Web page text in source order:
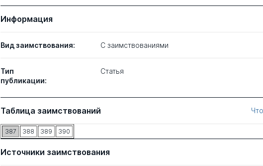
Информация
Вид заимствования: C заимствованиями
Тип
публикации:
Статья
Таблица заимствований
387 388 389 390
Источники заимствования